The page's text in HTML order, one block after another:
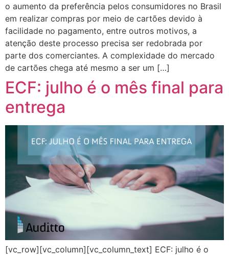
o aumento da preferência pelos consumidores no Brasil
em realizar compras por meio de cartões devido à
facilidade no pagamento, entre outros motivos, a
atenção deste processo precisa ser redobrada por
parte dos comerciantes. A complexidade do mercado
de cartões chega até mesmo a ser um […]
ECF: julho é o mês final para
entrega
[vc_row][vc_column][vc_column_text] ECF: julho é o